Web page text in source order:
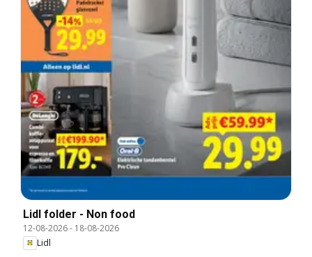
Lidl folder - Non food
12-08-2026- 18-08-2026
Lidl